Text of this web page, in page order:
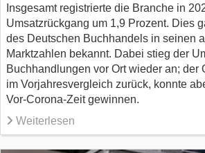
Insgesamt registrierte die Branche in
Umsatzrückgang um 1,9 Prozent. Dies
des Deutschen Buchhandels in seinen
Marktzahlen bekannt. Dabei stieg der
Buchhandlungen vor Ort wieder an; der
im Vorjahresvergleich zurück, konnte
Vor-Corona-Zeit gewinnen.
Weiterlesen